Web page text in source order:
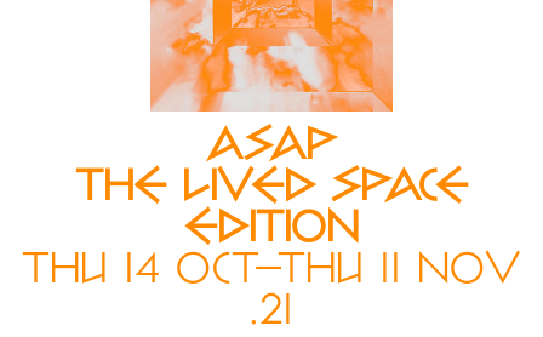
ASAP
THE LIVED SPACE
EDITION
THU 14 OCT—THU 11 NOV
.21